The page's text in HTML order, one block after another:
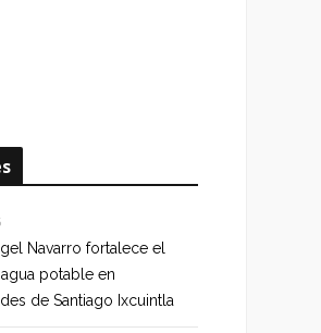
Navarro fortalece el
potable en
de Santiago Ixcuintla